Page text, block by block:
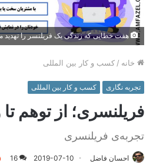
هفت خطایی که زندگی یک فریلنسر را تهدید
خانه / کسب و کار بین المللی
تجربه نگاری کسب و کار بین المللی
فریلنسری؛ از توهم
تجربه‌ی فریلنسری
احسان فاضل 2019-07-10
16